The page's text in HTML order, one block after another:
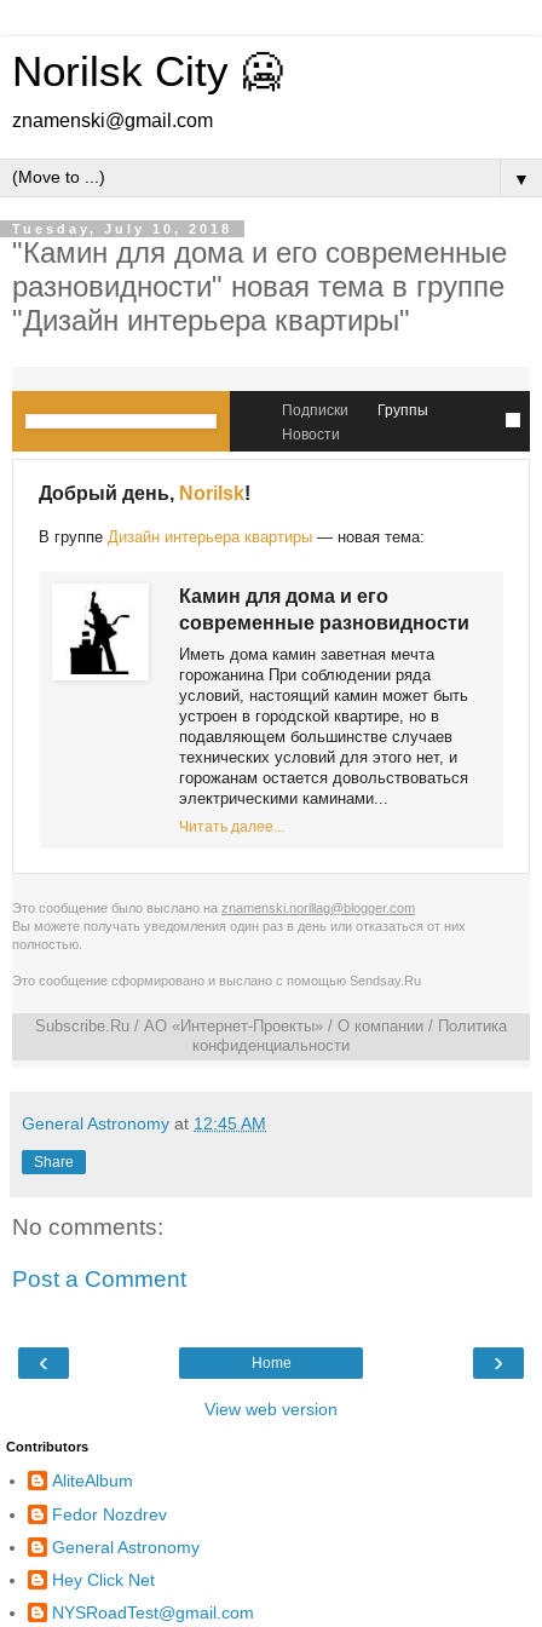
Norilsk City 🥶
znamenski@gmail.com
▼
Tuesday, July 10, 2018
"Камин для дома и его современные
разновидности" новая тема в группе
"Дизайн интерьера квартиры"
Подписки
Группы
Новости
Добрый день, Norilsk!
В группе Дизайн интерьера квартиры — новая тема:
Камин для дома и его
современные разновидности
Иметь дома камин заветная мечта
горожанина При соблюдении ряда
условий, настоящий камин может быть
устроен в городской квартире, но в
подавляющем большинстве случаев
технических условий для этого нет, и
горожанам остается довольствоваться
электрическими каминами...
Читать далее...
Это сообщение было выслано на znamenski.norillag@blogger.com
Вы можете получать уведомления один раз в день или отказаться от них
полностью
Это сообщение сформировано и выслано с помощью Sendsay.Ru
Subscribe.Ru / АО «Интернет-Проекты» / О компании / Политика
конфиденциальности
General Astronomy at 12:45 AM
Share
No comments:
Post a Comment
‹ ›
Home
View web version
Contributors
AliteAlbum
Fedor Nozdrev
General Astronomy
Hey Click Net
NYSRoadTest@gmail.com